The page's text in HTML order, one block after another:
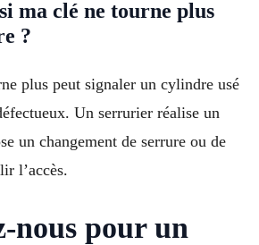
ma clé ne tourne plus
?
plus peut signaler un cylindre usé
Un serrurier réalise un
un changement de serrure ou de
l’accès.
nous pour un